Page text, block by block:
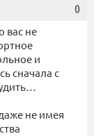
0
вас не
и
сначала с
не имея